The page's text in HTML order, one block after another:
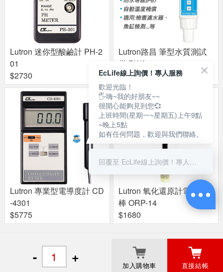
- + 加入購物車 直接結帳
Lutron 迷你型酸鹼計 PH-2
01
$2730
Lutron路昌 筆型水質測試
儀 PWA-301
$3465
Lutron 專業型電導度計 CD
-4301
$5775
Lutron 氧化還原計電極測
棒 ORP-14
$1680
關於良興
© 2017 Liang Shing EcLife Corp.
EcLife線上詢價！專人服務
歡迎光臨！
🖐嗨~我的好朋友~~
很開心能夠見到您💞
上班時間(星期一~星期五)上午9點
~晚上5點
如有任何問題，歡迎與我們聯絡。
回覆至 EcLife線上詢價！專人服務